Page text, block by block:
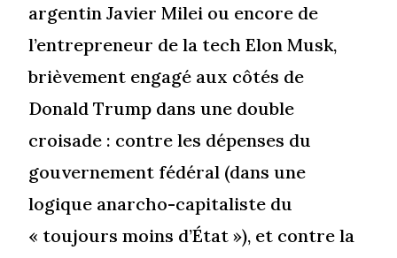
argentin Javier Milei ou encore de
l’entrepreneur de la tech Elon Musk,
brièvement engagé aux côtés de
Donald Trump dans une double
croisade : contre les dépenses du
gouvernement fédéral (dans une
logique anarcho-capitaliste du
« toujours moins d’État »), et contre la